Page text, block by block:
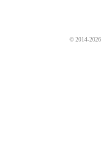
© 2014-2026